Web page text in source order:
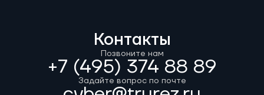
Контакты
Позвоните нам
+7 (495) 374 88 89
Задайте вопрос по почте